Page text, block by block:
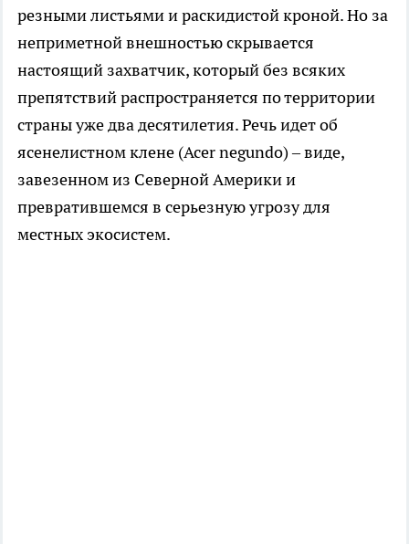
резными листьями и раскидистой кроной. Но за
неприметной внешностью скрывается
настоящий захватчик, который без всяких
препятствий распространяется по территории
страны уже два десятилетия. Речь идет об
ясенелистном клене (Acer negundo) – виде,
завезенном из Северной Америки и
превратившемся в серьезную угрозу для
местных экосистем.